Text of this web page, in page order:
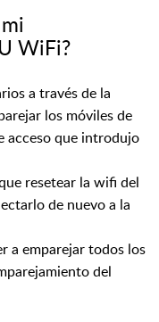
WiFi?
a través de la
los móviles de
acceso que introdujo
resetear la wifi del
de nuevo a la
a emparejar todos los
del